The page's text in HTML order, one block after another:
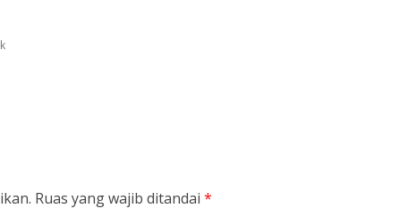
Ruas yang wajib ditandai *